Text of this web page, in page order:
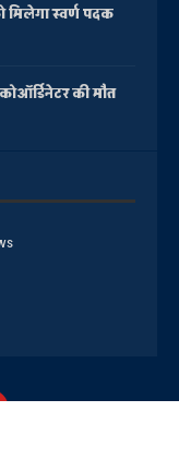
मिलेगा स्वर्ण पदक
की मौत